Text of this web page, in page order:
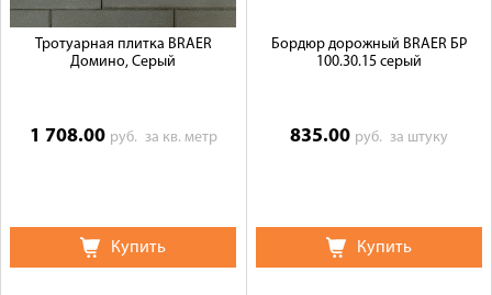
Тротуарная плитка BRAER
Домино, Серый
1 708.00 руб. за кв. метр
Купить
Бордюр дорожный BRAER БР
100.30.15 серый
835.00 руб. за штуку
Купить